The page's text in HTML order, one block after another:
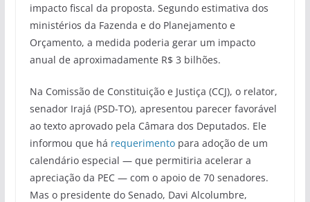
impacto fiscal da proposta. Segundo estimativa dos
ministérios da Fazenda e do Planejamento e
Orçamento, a medida poderia gerar um impacto
anual de aproximadamente R$ 3 bilhões.
Na Comissão de Constituição e Justiça (CCJ), o relator,
senador Irajá (PSD-TO), apresentou parecer favorável
ao texto aprovado pela Câmara dos Deputados. Ele
informou que há requerimentopara adoção de um
calendário especial — que permitiria acelerar a
apreciação da PEC — com o apoio de 70 senadores.
Mas o presidente do Senado, Davi Alcolumbre,